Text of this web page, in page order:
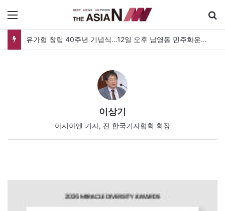
[아시아라운드업 20260807] 미얀마 대통령, 태국과 정상회담…아세안 관계개선 모색
이상기
아시아엔 기자, 전 한국기자협회 회장